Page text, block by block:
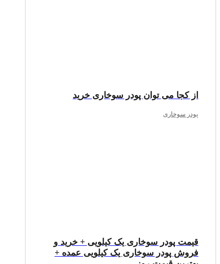
از کجا می توان پودر سوخاری خرید
پودر سوخاری
قیمت پودر سوخاری یک کیلویی + خرید و
فروش پودر سوخاری یک کیلویی عمده +